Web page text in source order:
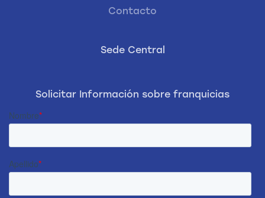
Contacto
Sede Central
Solicitar Información sobre franquicias